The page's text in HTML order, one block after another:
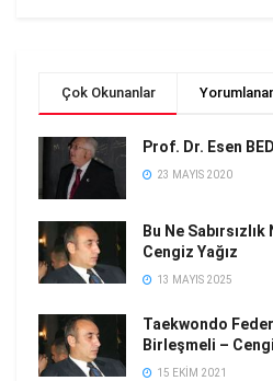
Çok Okunanlar
Prof. Dr. Esen
23 MAYIS 2020
Bu Ne
Cengiz Yağız
13 MAYIS 2025
Taekwondo
Birleşmeli –
15 EKIM 2021